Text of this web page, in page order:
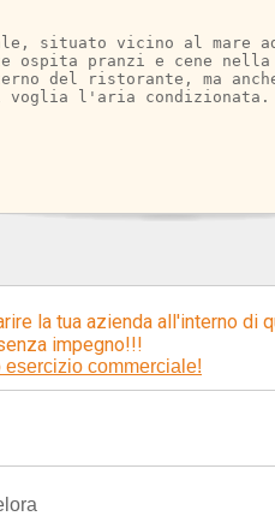
situato vicino al mare
ospita pranzi e cene
del ristorante, ma
voglia l'aria condizionata.
la tua azienda all'interno di
impegno!!!
commerciale!